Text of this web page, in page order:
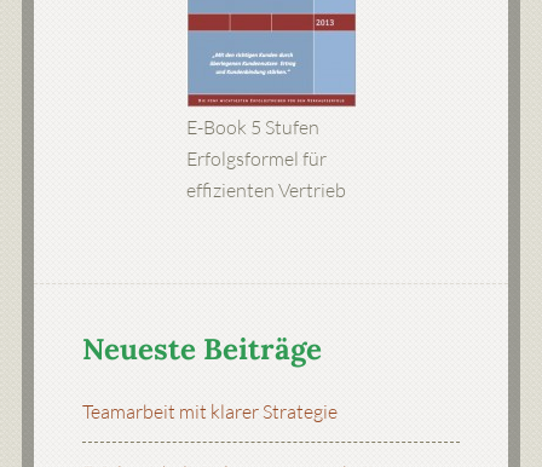
E-Book 5 Stufen
Erfolgsformel für
effizienten Vertrieb
Neueste Beiträge
Teamarbeit mit klarer Strategie